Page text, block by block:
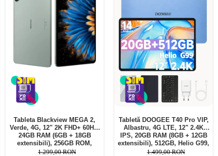
Tableta Blackview MEGA 2,
Verde, 4G, 12" 2K FHD+ 60Hz,
24GB RAM (6GB + 18GB
extensibili), 256GB ROM,
Android 15, Unisoc T615,
1.299,00 RON
Tabletă DOOGEE T40 Pro VIP,
Albastru, 4G LTE, 12" 2.4K
IPS, 20GB RAM (8GB + 12GB
extensibili), 512GB, Helio G99,
10800mAh, 33W, Android 14,
1.499,00 RON